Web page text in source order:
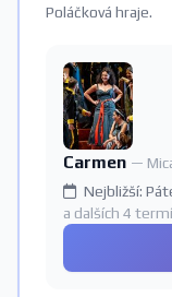
Poláčková hraje.
Carmen —
Nejbližší:
a dalších 4